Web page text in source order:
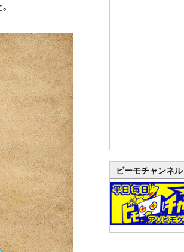
ビーモチャンネル